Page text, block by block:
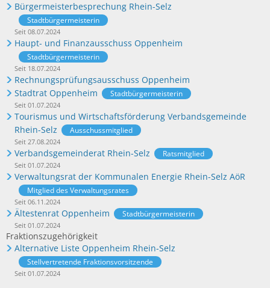
Bürgermeisterbesprechung Rhein-Selz
Stadtbürgermeisterin
Seit 08.07.2024
Haupt- und Finanzausschuss Oppenheim
Stadtbürgermeisterin
Seit 18.07.2024
Rechnungsprüfungsausschuss Oppenheim
Stadtrat Oppenheim
Stadtbürgermeisterin
Seit 01.07.2024
Tourismus und Wirtschaftsförderung Verbandsgemeinde
Rhein-Selz
Ausschussmitglied
Seit 27.08.2024
Verbandsgemeinderat Rhein-Selz Ratsmitglied
Seit 01.07.2024
Verwaltungsrat der Kommunalen Energie Rhein-Selz AöR
Mitglied des Verwaltungsrates
Seit 06.11.2024
Ältestenrat Oppenheim Stadtbürgermeisterin
Seit 01.07.2024
Fraktionszugehörigkeit
Alternative Liste Oppenheim Rhein-Selz
Stellvertretende Fraktionsvorsitzende
Seit 01.07.2024